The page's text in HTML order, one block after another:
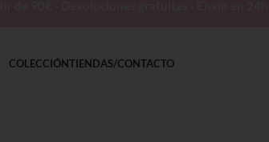
COLECCIÓNTIENDAS/CONTACTO